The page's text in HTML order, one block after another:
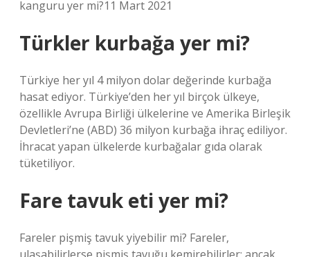
kanguru yer mi?11 Mart 2021
Türkler kurbağa yer mi?
Türkiye her yıl 4 milyon dolar değerinde kurbağa
hasat ediyor. Türkiye’den her yıl birçok ülkeye,
özellikle Avrupa Birliği ülkelerine ve Amerika Birleşik
Devletleri’ne (ABD) 36 milyon kurbağa ihraç ediliyor.
İhracat yapan ülkelerde kurbağalar gıda olarak
tüketiliyor.
Fare tavuk eti yer mi?
Fareler pişmiş tavuk yiyebilir mi? Fareler,